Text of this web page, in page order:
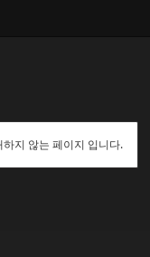
지 않는 페이지 입니다.